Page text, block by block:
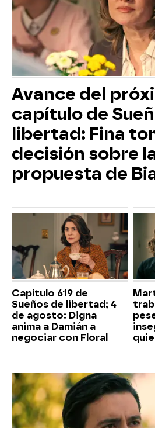
Avance del
capítulo de
libertad: Fina
decisión sobre
propuesta de
Capítulo 619 de
Sueños de libertad; 4
de agosto: Digna
anima a Damián a
negociar con Floral